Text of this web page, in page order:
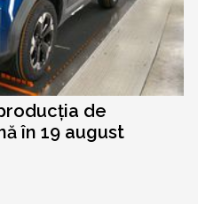
de
în 19 august